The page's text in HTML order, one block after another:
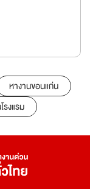
หางานขอนแก่น
รงแรม